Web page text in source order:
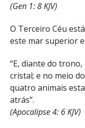
(Gen 1: 8 KJV)
O Terceiro Céu
este mar superior
“E, diante do
cristal; e no meio
quatro animais
atrás”.
(Apocalipse 4: 6 KJV)